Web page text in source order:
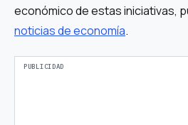
económico de estas iniciativas,
noticias de economía.